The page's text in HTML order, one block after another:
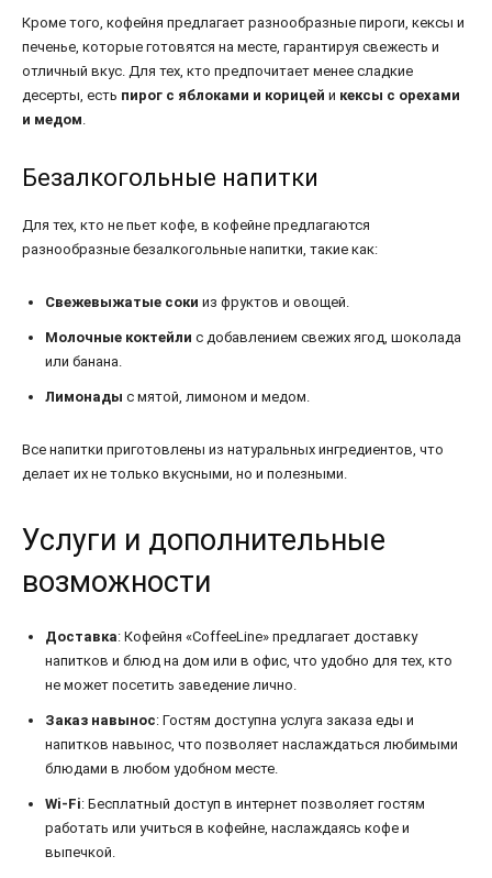
Кроме того, кофейня предлагает разнообразные пироги, кексы и
печенье, которые готовятся на месте, гарантируя свежесть и
отличный вкус. Для тех, кто предпочитает менее сладкие
десерты, есть пирог с яблоками и корицей и кексы с орехами
и медом.
Безалкогольные напитки
Для тех, кто не пьет кофе, в кофейне предлагаются
разнообразные безалкогольные напитки, такие как:
Свежевыжатые соки из фруктов и овощей.
Молочные коктейли с добавлением свежих ягод, шоколада
или банана.
Лимонады с мятой, лимоном и медом.
Все напитки приготовлены из натуральных ингредиентов, что
делает их не только вкусными, но и полезными.
Услуги и дополнительные
возможности
Доставка: Кофейня «CoffeeLine» предлагает доставку
напитков и блюд на дом или в офис, что удобно для тех, кто
не может посетить заведение лично.
Заказ навынос: Гостям доступна услуга заказа еды и
напитков навынос, что позволяет наслаждаться любимыми
блюдами в любом удобном месте.
Wi-Fi: Бесплатный доступ в интернет позволяет гостям
работать или учиться в кофейне, наслаждаясь кофе и
выпечкой.